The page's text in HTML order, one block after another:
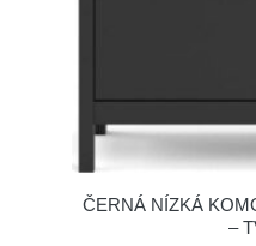
ČERNÁ NÍZKÁ
–